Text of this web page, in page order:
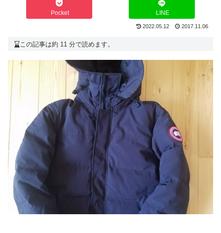
Pocket LINE
2022.05.12 2017.11.06
この記事は約 11 分で読めます。